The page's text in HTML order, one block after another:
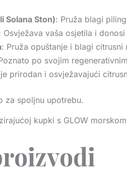
Solana Ston): Pruža blagi
Osvježava vaša osjetila i
: Pruža opuštanje i blagi
po svojim
prirodan i osvježavajući
za spoljnu upotrebu.
kupki s GLOW